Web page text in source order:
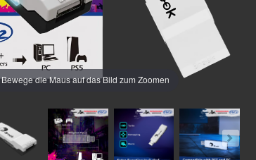
Bewege die Maus auf das Bild zum Zoomen